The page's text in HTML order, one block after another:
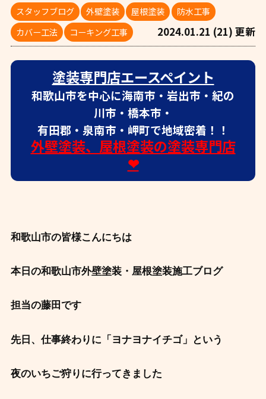
スタッフブログ 外壁塗装 屋根塗装
防水工事
カバー工法
コーキング工事 2024.01.21 (21) 更新
塗装専門店エースペイント
和歌山市を中心に海南市・岩出市・紀の
川市・橋本市・
有田郡・泉南市・岬町で地域密着！！
外壁塗装、屋根塗装の塗装専門店
❤
和歌山市の皆様こんにちは
本日の和歌山市外壁塗装・屋根塗装施工ブログ
担当の藤田です
先日、仕事終わりに「ヨナヨナイチゴ」という
夜のいちご狩りに行ってきました